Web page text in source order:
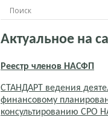
Актуальное на
Реестр членов НАСФП
СТАНДАРТ ведения
финансовому
консультированию СРО